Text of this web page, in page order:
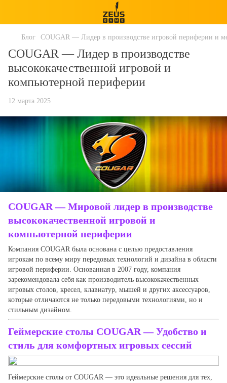
Блог COUGAR — Лидер в производстве игровой периферии и
COUGAR — Лидер в производстве
высококачественной игровой и
компьютерной периферии
12 марта 2025
COUGAR — Мировой лидер в производстве
высококачественной игровой и
компьютерной периферии
Компания COUGAR была основана с целью предоставления
игрокам по всему миру передовых технологий и дизайна в области
игровой периферии. Основанная в 2007 году, компания
зарекомендовала себя как производитель высококачественных
игровых столов, кресел, клавиатур, мышей и других аксессуаров,
которые отличаются не только передовыми технологиями, но и
стильным дизайном.
Геймерские столы COUGAR— Удобство и
стиль для комфортных игровых сессий
Геймерские столы от COUGAR — это идеальные решения для тех,